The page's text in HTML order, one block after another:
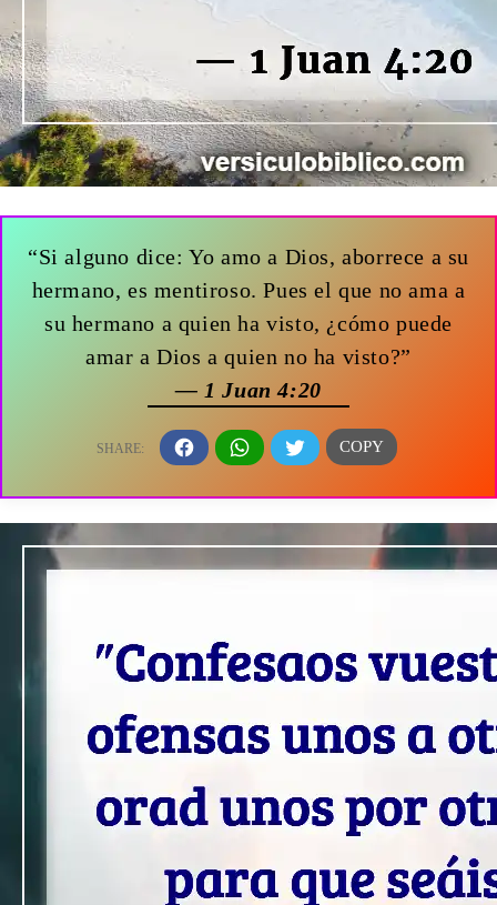
“Si alguno dice: Yo amo a Dios, aborrece a su
hermano, es mentiroso. Pues el que no ama a
su hermano a quien ha visto, ¿cómo puede
amar a Dios a quien no ha visto?”
— 1 Juan 4:20